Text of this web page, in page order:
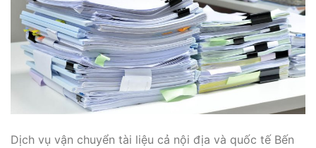
Dịch vụ vận chuyển tài liệu cả nội địa và quốc tế Bến